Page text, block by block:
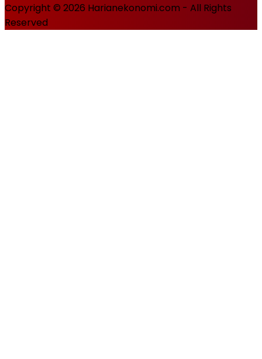
Copyright © 2026 Harianekonomi.com - All Rights
Reserved